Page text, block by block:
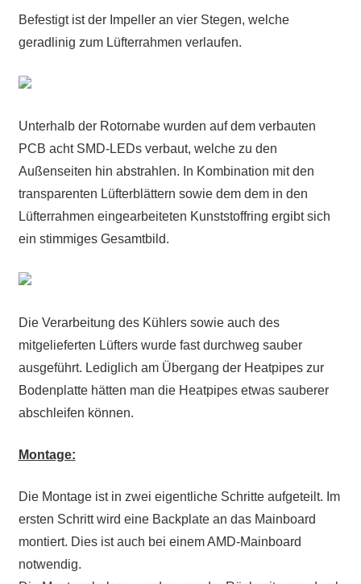
Befestigt ist der Impeller an vier Stegen, welche
geradlinig zum Lüfterrahmen verlaufen.
Unterhalb der Rotornabe wurden auf dem verbauten
PCB acht SMD-LEDs verbaut, welche zu den
Außenseiten hin abstrahlen. In Kombination mit den
transparenten Lüfterblättern sowie dem dem in den
Lüfterrahmen eingearbeiteten Kunststoffring ergibt sich
ein stimmiges Gesamtbild.
Die Verarbeitung des Kühlers sowie auch des
mitgelieferten Lüfters wurde fast durchweg sauber
ausgeführt. Lediglich am Übergang der Heatpipes zur
Bodenplatte hätten man die Heatpipes etwas sauberer
abschleifen können.
Montage:
Die Montage ist in zwei eigentliche Schritte aufgeteilt. Im
ersten Schritt wird eine Backplate an das Mainboard
montiert. Dies ist auch bei einem AMD-Mainboard
notwendig.